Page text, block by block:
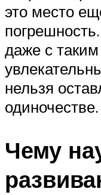
это место
даже с
нельзя
одиночестве.
Чему